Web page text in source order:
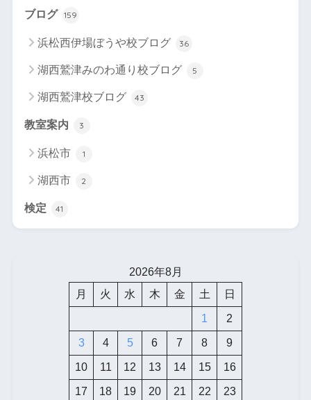
ブログ 159
浜松西伊場ぼうや校ブログ 36
湖西鷲津みのわ通り校ブログ 5
湖西鷲津校ブログ 43
教室案内 3
浜松市 1
湖西市 2
検定 41
2026年8月
月
火 水 木 金 土 日
1 2
3 4 5 6 7 8 9
10 11 12 13 14 15 16
17 18 19 20 21 22 23